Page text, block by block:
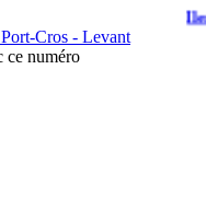
Cros - Levant
ce numéro